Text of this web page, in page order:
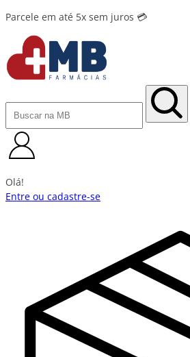
Parcele em até 5x sem juros 💳
Olá!
Entre ou cadastre-se